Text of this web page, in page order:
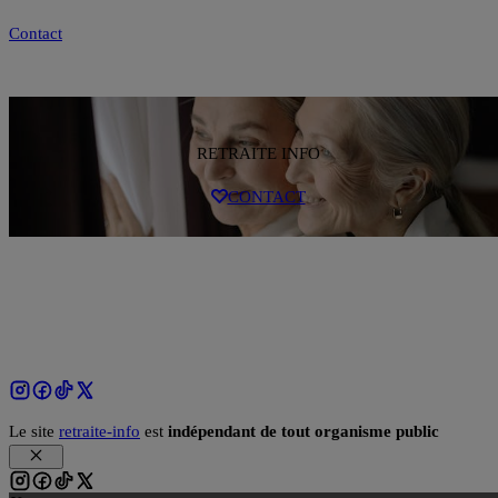
Contact
RETRAITE INFO
CONTACT
Le site retraite-info est indépendant de tout organisme public
Fermer